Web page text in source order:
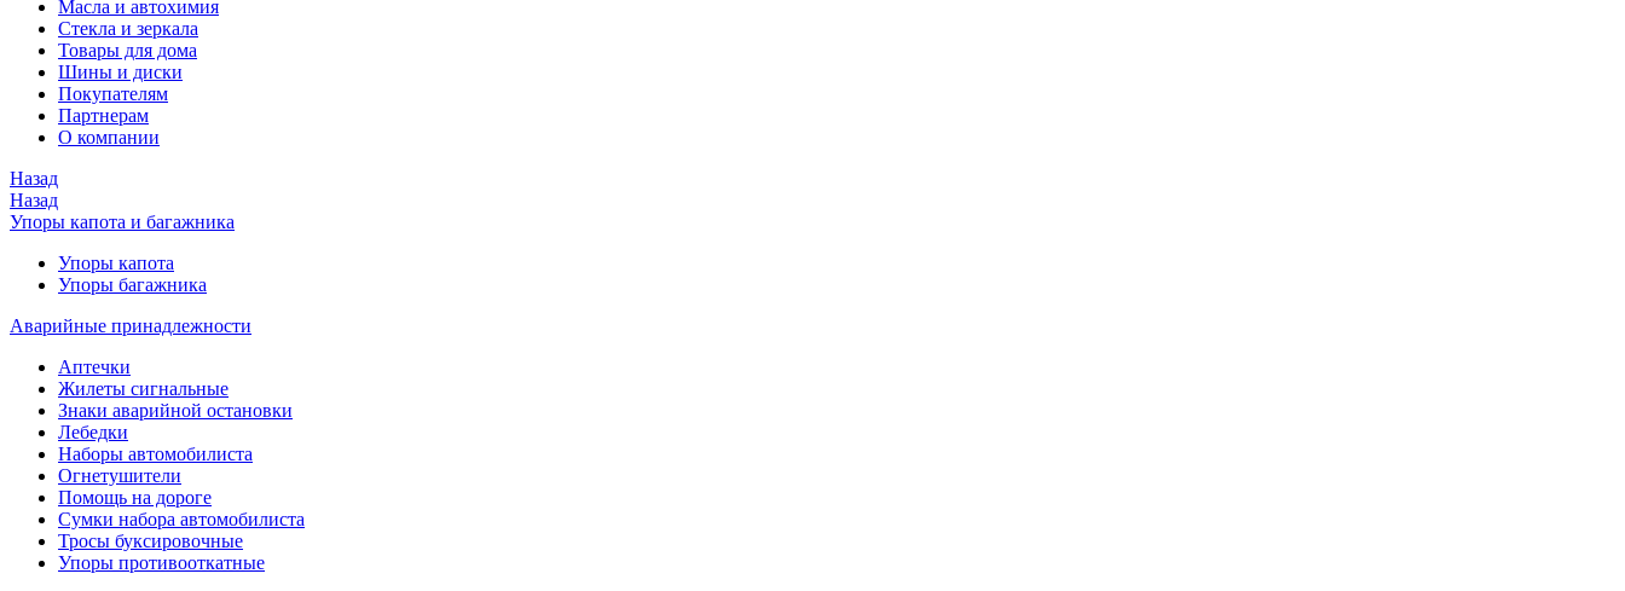
Масла и автохимия
Стекла и зеркала
Товары для дома
Шины и диски
Покупателям
Партнерам
О компании
Назад
Назад
Упоры капота и багажника
Упоры капота
Упоры багажника
Аварийные принадлежности
Аптечки
Жилеты сигнальные
Знаки аварийной остановки
Лебедки
Наборы автомобилиста
Огнетушители
Помощь на дороге
Сумки набора автомобилиста
Тросы буксировочные
Упоры противооткатные